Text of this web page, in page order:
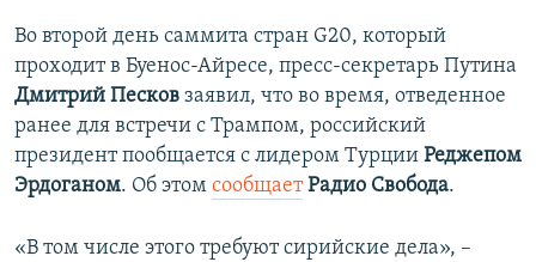
Во второй день саммита стран G20, который
проходит в Буенос-Айресе, пресс-секретарь Путина
Дмитрий Песков заявил, что во время, отведенное
ранее для встречи с Трампом, российский
президент пообщается с лидером Турции Реджепом
Эрдоганом. Об этом сообщает Радио Свобода.
«В том числе этого требуют сирийские дела», –